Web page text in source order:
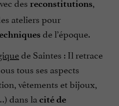
reconstitutions
ateliers pour
de l’époque.
de Saintes : Il retrace
tous ses aspects
vêtements et bijoux,
dans la cité de